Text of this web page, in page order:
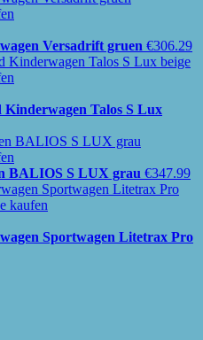
Versadrift gruen €306.29
Talos S Lux
BALIOS S LUX grau €347.99
Sportwagen Litetrax Pro